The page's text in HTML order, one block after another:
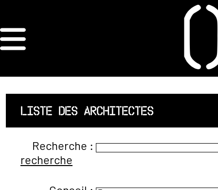
ORDRE DES
ARCHITECTES
ACCUEIL
LISTE DES
ARCHITECTES
JURISPRUDENCE
LISTE DES ARCHITECTES
Recherche :
recherche